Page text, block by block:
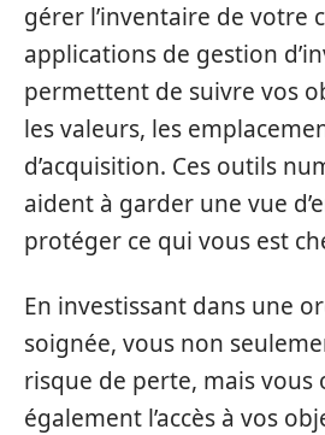
gérer l’inventaire de votre
applications de gestion
permettent de suivre vos
les valeurs, les
d’acquisition. Ces outils
aident à garder une vue
protéger ce qui vous est
En investissant dans une
soignée, vous non
risque de perte, mais vous
également l’accès à vos